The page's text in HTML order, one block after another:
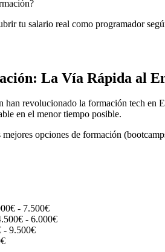
tu salario real como programador
La Vía Rápida al
revolucionado la formación tech en
en el menor tiempo posible.
opciones de formación
- 7.500€
- 6.000€
- 9.500€